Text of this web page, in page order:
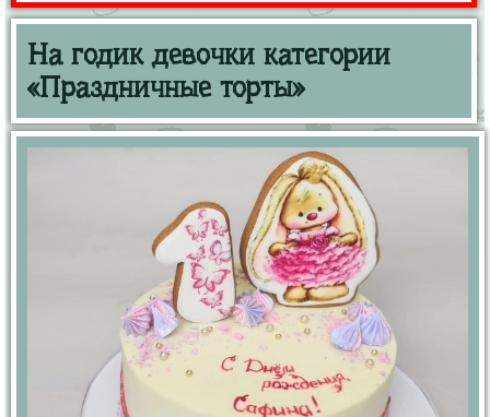
На годик девочки категории
«Праздничные торты»